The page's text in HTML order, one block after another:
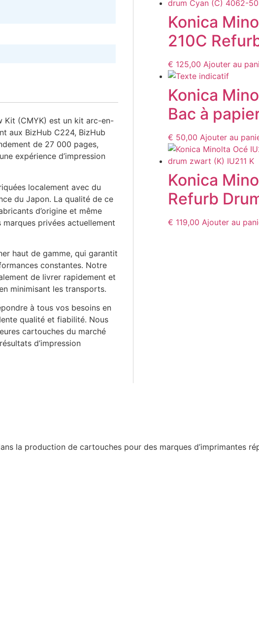
Kit (CMYK) est un kit arc-en-
aux BizHub C224, BizHub
de 27 000 pages,
expérience d’impression
localement avec du
du Japon. La qualité de ce
d’origine et même
privées actuellement
haut de gamme, qui garantit
constantes. Notre
de livrer rapidement et
minimisant les transports.
à tous vos besoins en
qualité et fiabilité. Nous
cartouches du marché
d’impression
Konica
210C
€ 125,00 Ajouter au
Konica
Bac à
€ 50,00 Ajouter au
Konica
Refurb
€ 119,00 Ajouter au
la production de cartouches pour des marques d’imprimantes